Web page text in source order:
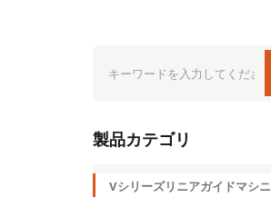
製品カテゴリ
Vシリーズリニアガイドマシニ